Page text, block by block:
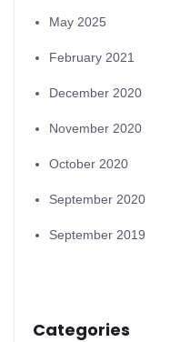
May 2025
February 2021
December 2020
November 2020
October 2020
September 2020
September 2019
Categories